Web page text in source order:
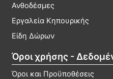
Ανθοδέσμες
Εργαλεία Κηπουρικής
Είδη Δώρων
Όροι χρήσης -
Όροι και Προϋποθέσεις